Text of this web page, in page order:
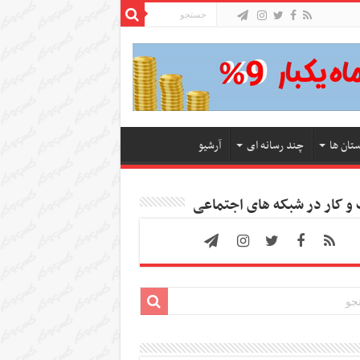
ها چند رسانه ای آرشیو
کار در شبکه های اجتماعی